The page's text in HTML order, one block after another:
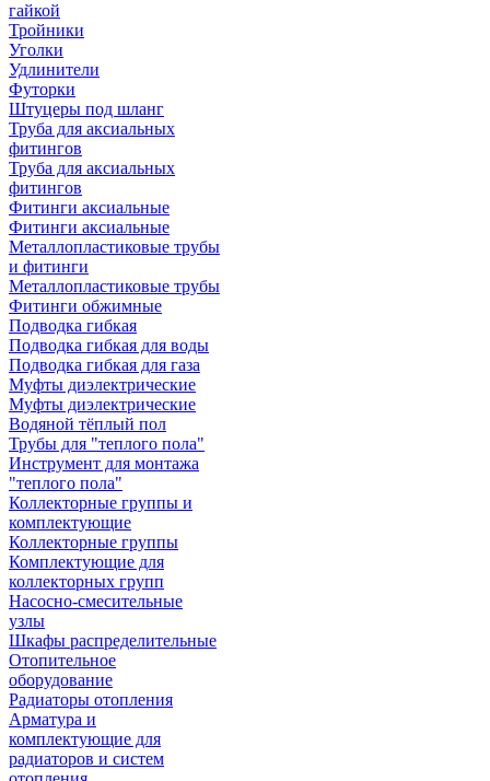
гайкой
Тройники
Уголки
Удлинители
Футорки
Штуцеры под шланг
Труба для аксиальных
фитингов
Труба для аксиальных
фитингов
Фитинги аксиальные
Фитинги аксиальные
Металлопластиковые трубы
и фитинги
Металлопластиковые трубы
Фитинги обжимные
Подводка гибкая
Подводка гибкая для воды
Подводка гибкая для газа
Муфты диэлектрические
Муфты диэлектрические
Водяной тёплый пол
Трубы для "теплого пола"
Инструмент для монтажа
"теплого пола"
Коллекторные группы и
комплектующие
Коллекторные группы
Комплектующие для
коллекторных групп
Насосно-смесительные
узлы
Шкафы распределительные
Отопительное
оборудование
Радиаторы отопления
Арматура и
комплектующие для
радиаторов и систем